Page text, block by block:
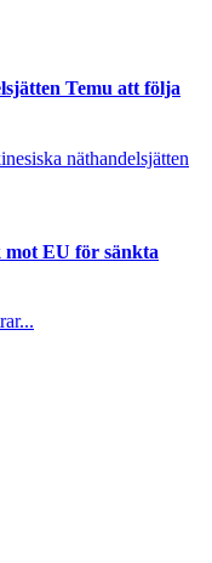
Temu att följa
näthandelsjätten
EU för sänkta